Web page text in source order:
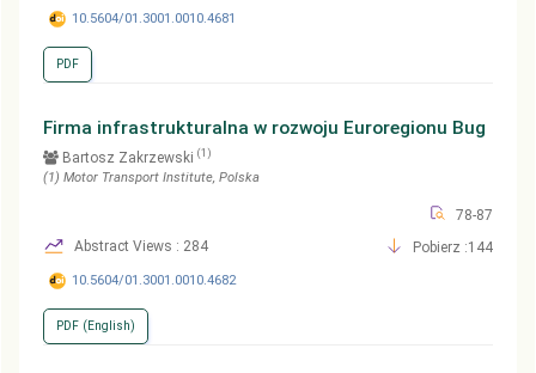
10.5604/01.3001.0010.4681
PDF
Firma infrastrukturalna w rozwoju Euroregionu Bug
Bartosz Zakrzewski (1)
(1) Motor Transport Institute, Polska
78-87
Abstract Views : 284
Pobierz :144
10.5604/01.3001.0010.4682
PDF (English)